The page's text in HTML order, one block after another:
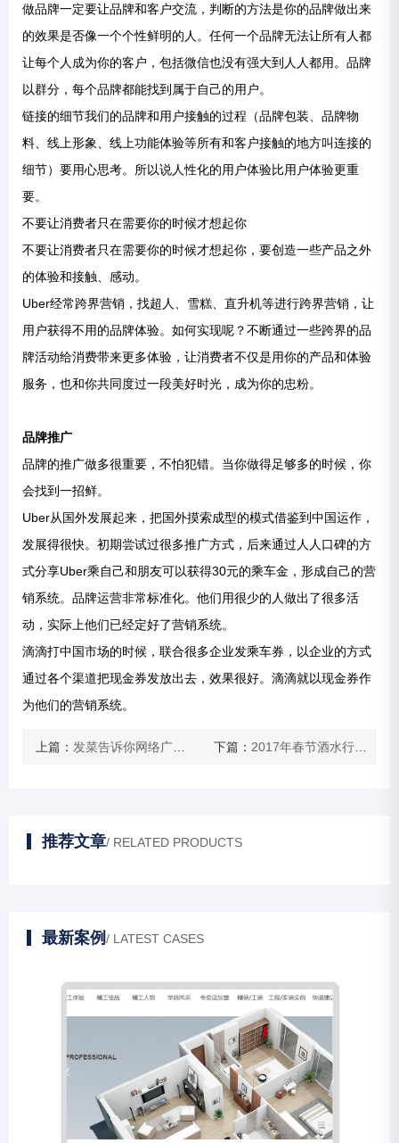
做品牌一定要让品牌和客户交流，判断的方法是你的品牌做出来
的效果是否像一个个性鲜明的人。任何一个品牌无法让所有人都
让每个人成为你的客户，包括微信也没有强大到人人都用。品牌
以群分，每个品牌都能找到属于自己的用户。
链接的细节我们的品牌和用户接触的过程（品牌包装、品牌物
料、线上形象、线上功能体验等所有和客户接触的地方叫连接的
细节）要用心思考。所以说人性化的用户体验比用户体验更重
要。
不要让消费者只在需要你的时候才想起你
不要让消费者只在需要你的时候才想起你，要创造一些产品之外
的体验和接触、感动。
Uber经常跨界营销，找超人、雪糕、直升机等进行跨界营销，让
用户获得不用的品牌体验。如何实现呢？不断通过一些跨界的品
牌活动给消费带来更多体验，让消费者不仅是用你的产品和体验
服务，也和你共同度过一段美好时光，成为你的忠粉。
品牌推广
品牌的推广做多很重要，不怕犯错。当你做得足够多的时候，你
会找到一招鲜。
Uber从国外发展起来，把国外摸索成型的模式借鉴到中国运作，
发展得很快。初期尝试过很多推广方式，后来通过人人口碑的方
式分享Uber乘自己和朋友可以获得30元的乘车金，形成自己的营
销系统。品牌运营非常标准化。他们用很少的人做出了很多活
动，实际上他们已经定好了营销系统。
滴滴打中国市场的时候，联合很多企业发乘车券，以企业的方式
通过各个渠道把现金券发放出去，效果很好。滴滴就以现金券作
为他们的营销系统。
上篇： 发菜告诉你网络广告的特点有哪些 下篇： 2017年春节酒水行业年货节的推广策略
推荐文章/ RELATED PRODUCTS
最新案例/ LATEST CASES